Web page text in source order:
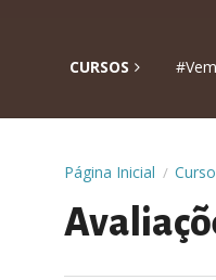
rodapé
CURSOS
Página Inicial /